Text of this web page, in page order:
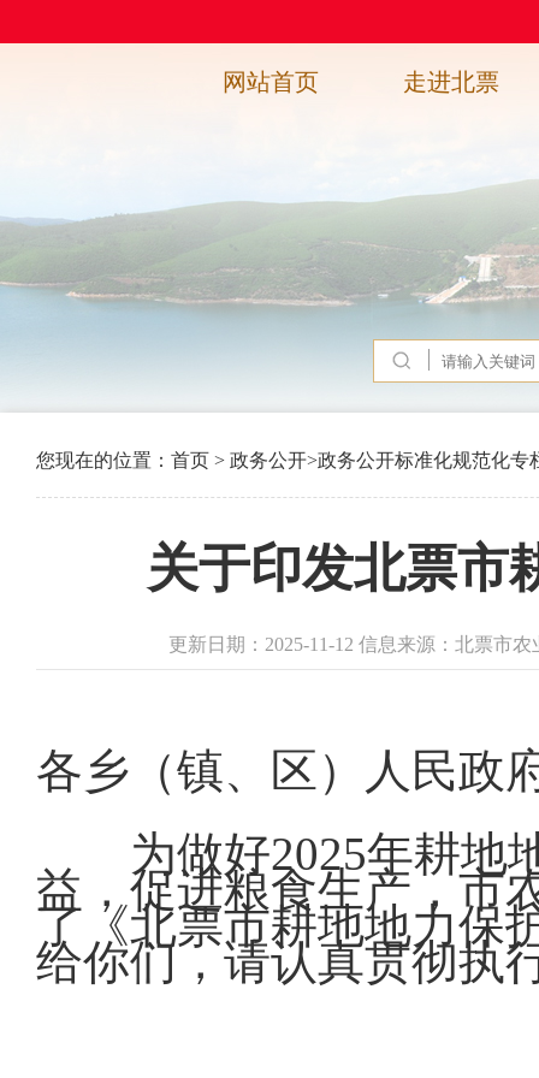
网站首页 走进北票
您现在的位置： 首页 > 政务公开>政务公开标准化规范化专
关于印发北票市
更新日期：2025-11-12 信息来源：北票市
各乡（镇、区）人民政
为做好2025年耕地
益，促进粮食生产，市
了《北票市耕地地力保
给你们，请认真贯彻执